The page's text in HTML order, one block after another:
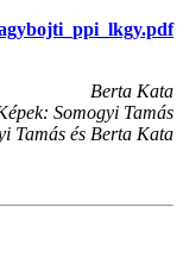
Berta Kata
Somogyi Tamás
Tamás és Berta Kata